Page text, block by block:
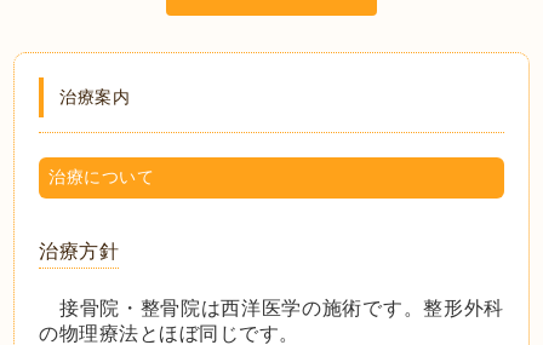
治療案内
治療について
治療方針
接骨院・整骨院は西洋医学の施術です。整形外科
の物理療法とほぼ同じです。